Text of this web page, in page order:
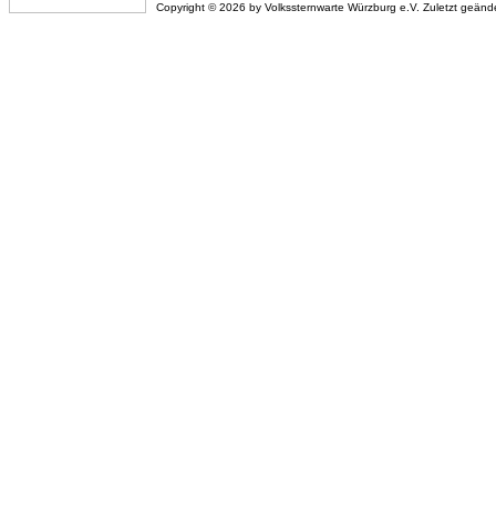
Copyright © 2026 by Volkssternwarte Würzburg e.V. Zuletzt